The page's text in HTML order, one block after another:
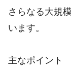
さらなる大規
います。
主なポイント